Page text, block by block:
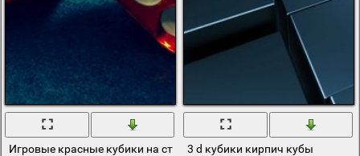
Игровые красные кубики на столе3 d кубики кирпич кубы